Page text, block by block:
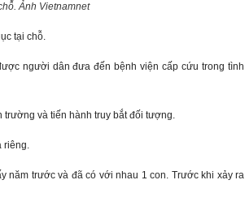
Ảnh Vietnamnet
tại chỗ.
người dân đưa đến bệnh viện cấp cứu trong tình
trường và tiến hành truy bắt đối tượng.
riêng.
năm trước và đã có với nhau 1 con. Trước khi xảy ra